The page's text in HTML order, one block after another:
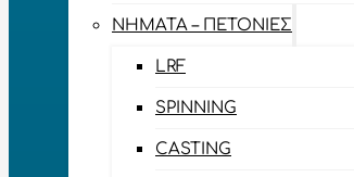
ΝΉΜΑΤΑ – ΠΕΤΟΝΙΈΣ
LRF
SPINNING
CASTING